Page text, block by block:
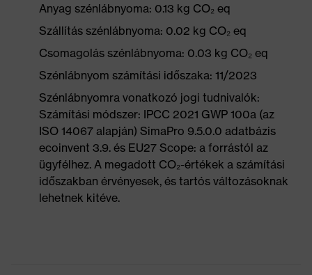
Anyag szénlábnyoma: 0.13 kg CO₂ eq
Szállítás szénlábnyoma: 0.02 kg CO₂ eq
Csomagolás szénlábnyoma: 0.03 kg CO₂ eq
Szénlábnyom számítási időszaka: 11/2023
Szénlábnyomra vonatkozó jogi tudnivalók:
Számítási módszer: IPCC 2021 GWP 100a (az
ISO 14067 alapján) SimaPro 9.5.0.0 adatbázis
ecoinvent 3.9. és EU27 Scope: a forrástól az
ügyfélhez. A megadott CO₂-értékek a számítási
időszakban érvényesek, és tartós változásoknak
lehetnek kitéve.